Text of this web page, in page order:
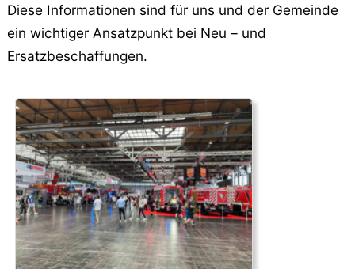
Diese Informationen sind für uns und der Gemeinde
ein wichtiger Ansatzpunkt bei Neu – und
Ersatzbeschaffungen.